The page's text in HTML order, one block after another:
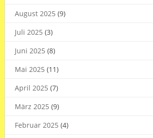
August 2025 (9)
Juli 2025 (3)
Juni 2025 (8)
Mai 2025 (11)
April 2025 (7)
März 2025 (9)
Februar 2025 (4)